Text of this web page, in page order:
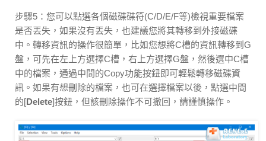
步驟5：您可以點選各個磁碟碟符(C/D/E/F等)檢視重要檔案
是否丟失，如果沒有丟失，也建議您將其轉移到外接磁碟
中。轉移資訊的操作很簡單，比如您想將C槽的資訊轉移到G
盤，可先在左上方選擇C槽，右上方選擇G盤，然後選中C槽
中的檔案，通過中間的Copy功能按鈕即可輕鬆轉移磁碟資
訊。如果有想刪除的檔案，也可在選擇檔案以後，點選中間
的[Delete]按鈕，但該刪除操作不可撤回，請謹慎操作。